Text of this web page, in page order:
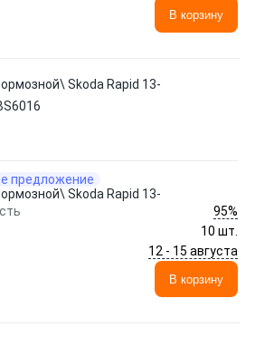
В корзину
Skoda Rapid 13-
предложение
Skoda Rapid 13-
95%
10 шт.
12 - 15 августа
В корзину